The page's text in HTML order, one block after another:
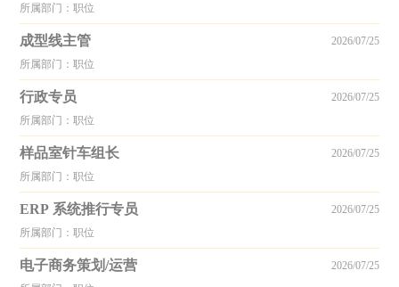
所属部门：职位
成型线主管
所属部门：职位
2026/07/25
行政专员
所属部门：职位
2026/07/25
样品室针车组长
所属部门：职位
2026/07/25
ERP 系统推行专员
所属部门：职位
2026/07/25
电子商务策划/运营 2026/07/25